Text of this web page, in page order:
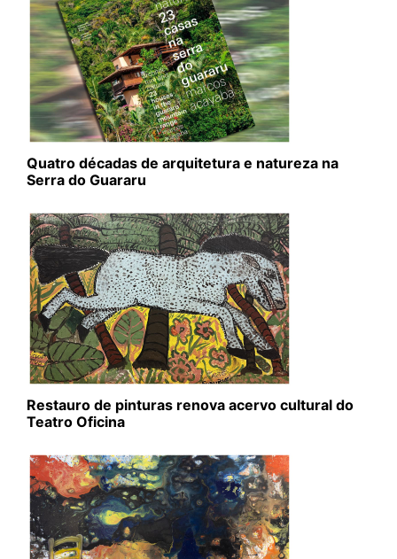
Quatro décadas de arquitetura e natureza na
Serra do Guararu
Restauro de pinturas renova acervo cultural do
Teatro Oficina